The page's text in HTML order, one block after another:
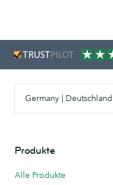
Germany | Deutschland
Produkte
Alle Produkte